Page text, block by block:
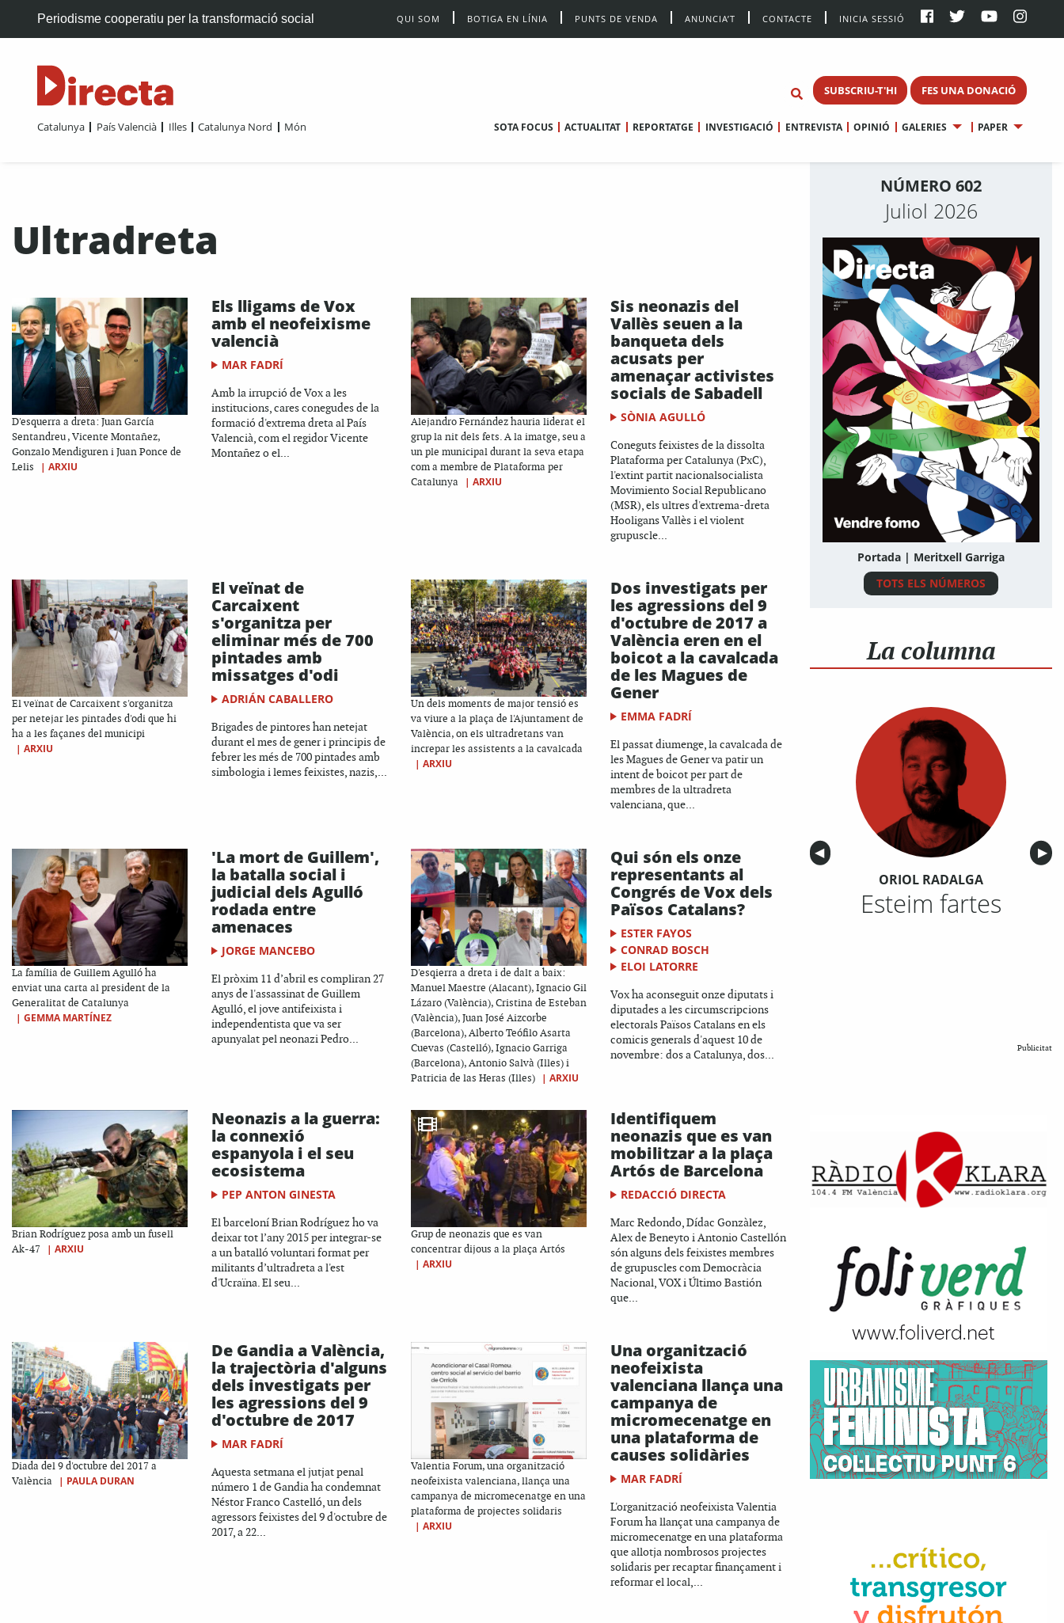
Periodisme cooperatiu per la transformació social QUI SOM BOTIGA EN LÍNIA PUNTS DE VENDA ANUNCIA’T CONTACTE INICIA SESSIÓ
SUBSCRIU-T'HI FES UNA DONACIÓ
Catalunya País Valencià Illes Catalunya Nord Món SOTA FOCUS ACTUALITAT REPORTATGE INVESTIGACIÓ ENTREVISTA OPINIÓ GALERIES PAPER
Ultradreta
D'esquerra a dreta: Juan García
Sentandreu , Vicente Montañez,
Gonzalo Mendiguren i Juan Ponce de
Lelis
| ARXIU
Els lligams de Vox
amb el neofeixisme
valencià
MAR FADRÍ
Amb la irrupció de Vox a les
institucions, cares conegudes de la
formació d'extrema dreta al País
Valencià, com el regidor Vicente
Montañez o el...
Alejandro Fernández hauria liderat el
grup la nit dels fets. A la imatge, seu a
un ple municipal durant la seva etapa
com a membre de Plataforma per
Catalunya
| ARXIU
Sis neonazis del
Vallès seuen a la
banqueta dels
acusats per
amenaçar activistes
socials de Sabadell
SÒNIA AGULLÓ
Coneguts feixistes de la dissolta
Plataforma per Catalunya (PxC),
l'extint partit nacionalsocialista
Movimiento Social Republicano
(MSR), els ultres d'extrema-dreta
Hooligans Vallès i el violent
grupuscle...
El veïnat de Carcaixent s'organitza
per netejar les pintades d'odi que hi
ha a les façanes del municipi
| ARXIU
El veïnat de
Carcaixent
s'organitza per
eliminar més de 700
pintades amb
missatges d'odi
ADRIÁN CABALLERO
Brigades de pintores han netejat
durant el mes de gener i principis de
febrer les més de 700 pintades amb
simbologia i lemes feixistes, nazis,...
Un dels moments de major tensió es
va viure a la plaça de l'Ajuntament de
València, on els ultradretans van
increpar les assistents a la cavalcada
| ARXIU
Dos investigats per
les agressions del 9
d'octubre de 2017 a
València eren en el
boicot a la cavalcada
de les Magues de
Gener
EMMA FADRÍ
El passat diumenge, la cavalcada de
les Magues de Gener va patir un
intent de boicot per part de
membres de la ultradreta
valenciana, que...
La família de Guillem Agulló ha
enviat una carta al president de la
Generalitat de Catalunya
| GEMMA MARTÍNEZ
'La mort de Guillem',
la batalla social i
judicial dels Agulló
rodada entre
amenaces
JORGE MANCEBO
El pròxim 11 d’abril es compliran 27
anys de l'assassinat de Guillem
Agulló, el jove antifeixista i
independentista que va ser
apunyalat pel neonazi Pedro...
D'esqierra a dreta i de dalt a baix:
Manuel Maestre (Alacant), Ignacio Gil
Lázaro (València), Cristina de Esteban
(València), Juan José Aizcorbe
(Barcelona), Alberto Teófilo Asarta
Cuevas (Castelló), Ignacio Garriga
(Barcelona), Antonio Salvà (Illes) i
Patricia de las Heras (Illes)
| ARXIU
Qui són els onze
representants al
Congrés de Vox dels
Països Catalans?
ESTER FAYOS
CONRAD BOSCH
ELOI LATORRE
Vox ha aconseguit onze diputats i
diputades a les circumscripcions
electorals Països Catalans en els
comicis generals d'aquest 10 de
novembre: dos a Catalunya, dos...
Brian Rodríguez posa amb un fusell
Ak-47
| ARXIU
Neonazis a la guerra:
la connexió
espanyola i el seu
ecosistema
PEP ANTON GINESTA
El barceloní Brian Rodríguez ho va
deixar tot l’any 2015 per integrar-se
a un batalló voluntari format per
militants d’ultradreta a l'est
d'Ucraïna. El seu...
Grup de neonazis que es van
concentrar dijous a la plaça Artós
| ARXIU
Identifiquem
neonazis que es van
mobilitzar a la plaça
Artós de Barcelona
REDACCIÓ DIRECTA
Marc Redondo, Dídac Gonzàlez,
Alex de Beneyto i Antonio Castellón
són alguns dels feixistes membres
de grupuscles com Democràcia
Nacional, VOX i Último Bastión
que...
Diada del 9 d'octubre del 2017 a
València
| PAULA DURAN
De Gandia a València,
la trajectòria d'alguns
dels investigats per
les agressions del 9
d'octubre de 2017
MAR FADRÍ
Aquesta setmana el jutjat penal
número 1 de Gandia ha condemnat
Néstor Franco Castelló, un dels
agressors feixistes del 9 d'octubre de
2017, a 22...
Valentia Forum, una organització
neofeixista valenciana, llança una
campanya de micromecenatge en una
plataforma de projectes solidaris
| ARXIU
Una organització
neofeixista
valenciana llança una
campanya de
micromecenatge en
una plataforma de
causes solidàries
MAR FADRÍ
L'organització neofeixista Valentia
Forum ha llançat una campanya de
micromecenatge en una plataforma
que allotja nombrosos projectes
solidaris per recaptar finançament i
reformar el local,...
NÚMERO 602
Juliol 2026
Portada | Meritxell Garriga
TOTS ELS NÚMEROS
La columna
Anterior
◀︎ ▶︎
ORIOL RADALGA
Esteim fartes
Publicitat